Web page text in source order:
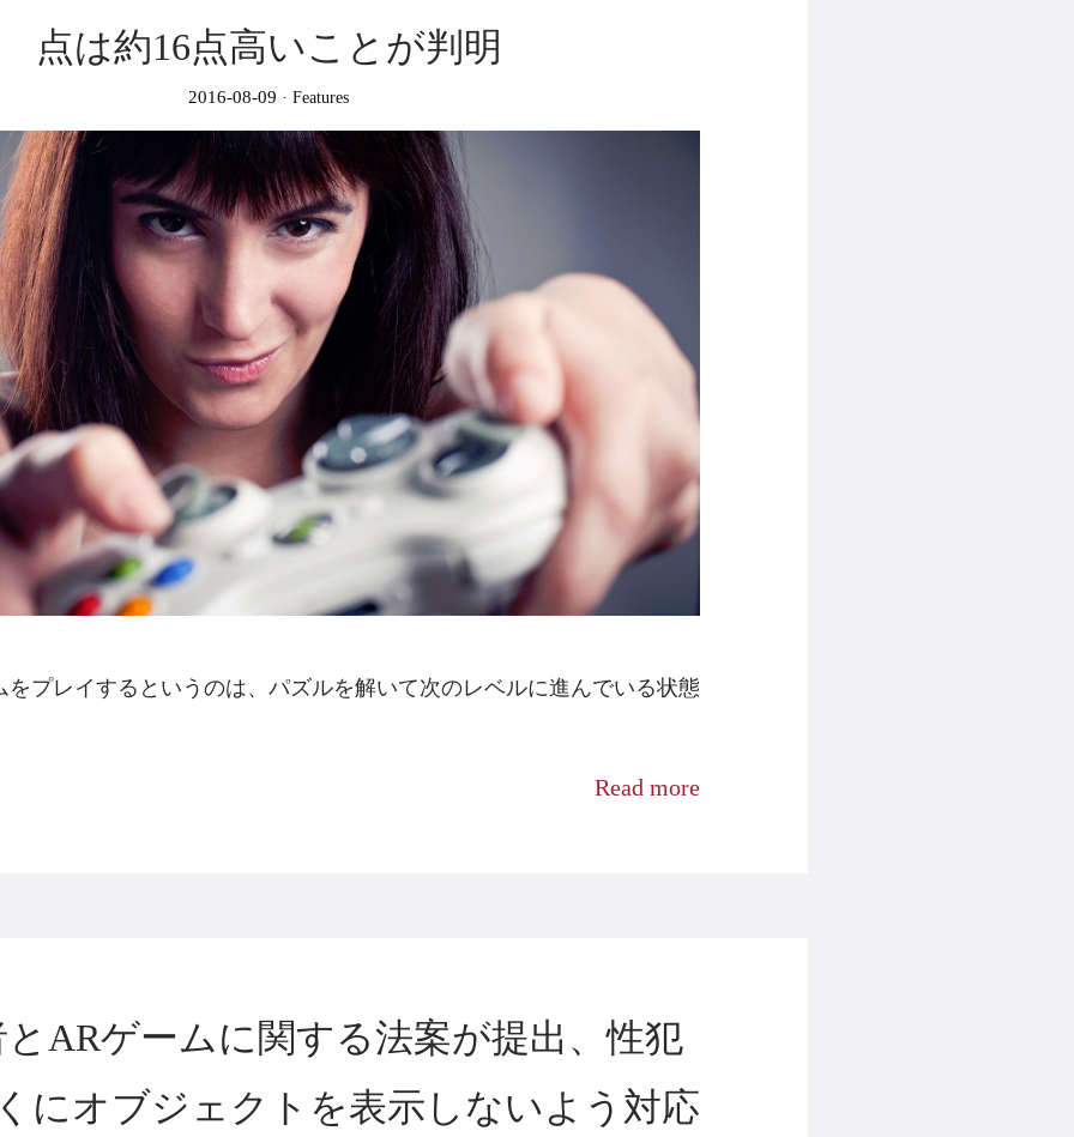
点は約16点高いことが判明
2016-08-09 Features
をプレイするというのは、パズルを解いて次のレベルに進んでいる状態
Read more
ARゲームに関する法案が提出、性犯
にオブジェクトを表示しないよう対応